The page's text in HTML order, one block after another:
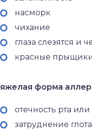
насморк
чихание
глаза слезятся и
красные
форма
отечность рта
затруднение